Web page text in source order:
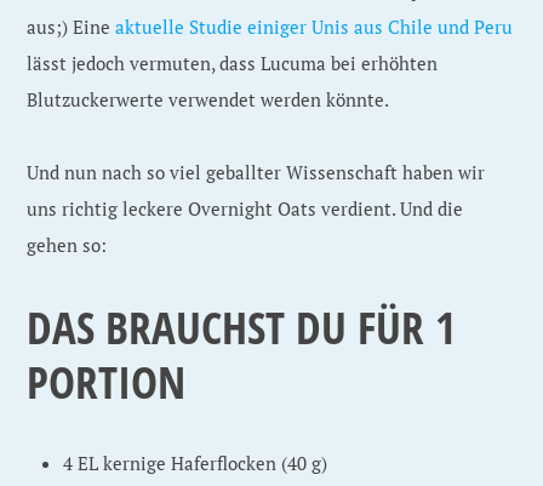
aus;) Eineaktuelle Studie einiger Unis aus Chile und Peru
lässt jedoch vermuten, dass Lucuma bei erhöhten
Blutzuckerwerte verwendet werden könnte.
Und nun nach so viel geballter Wissenschaft haben wir
uns richtig leckere Overnight Oats verdient. Und die
gehen so:
DAS BRAUCHST DU FÜR 1
PORTION
4 EL kernige Haferflocken (40 g)